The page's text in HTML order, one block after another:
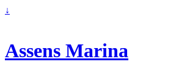
↓
Assens Marina